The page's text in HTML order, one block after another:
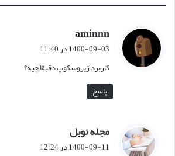
aminnnف
:
1400-09-03 در 11:40
کاربرد ژیروسکوپ دقیقا چیه؟
پاسخ
مجله نوبلف1400-09-11 در 12:24